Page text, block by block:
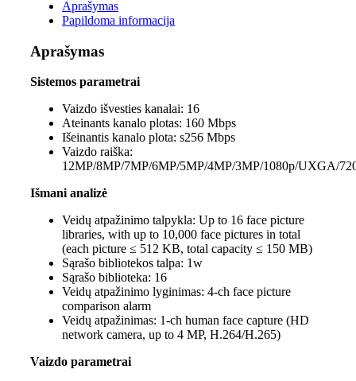
Aprašymas
Papildoma informacija
Aprašymas
Sistemos parametrai
Vaizdo išvesties kanalai: 16
Ateinants kanalo plotas: 160 Mbps
Išeinantis kanalo plota: s256 Mbps
Vaizdo raiška:
12MP/8MP/7MP/6MP/5MP/4MP/3MP/1080p/UXGA/
Išmani analizė
Veidų atpažinimo talpykla: Up to 16 face picture
libraries, with up to 10,000 face pictures in total
(each picture ≤ 512 KB, total capacity ≤ 150 MB)
Sąrašo bibliotekos talpa: 1w
Sąrašo biblioteka: 16
Veidų atpažinimo lyginimas: 4-ch face picture
comparison alarm
Veidų atpažinimas: 1-ch human face capture (HD
network camera, up to 4 MP, H.264/H.265)
Vaizdo parametrai